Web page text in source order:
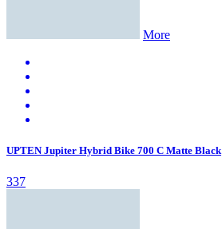
More
UPTEN Jupiter Hybrid Bike 700 C Matte Black
337